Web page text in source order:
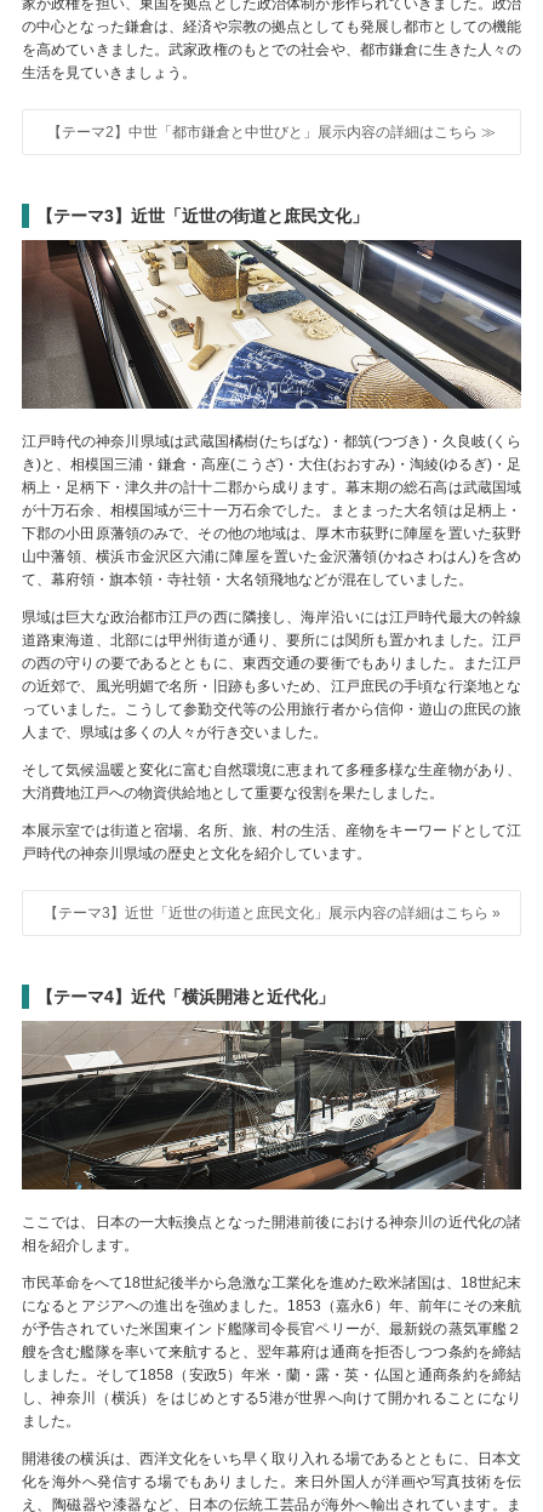
家が政権を担い、東国を拠点とした政治体制が形作られていきました。政治
の中心となった鎌倉は、経済や宗教の拠点としても発展し都市としての機能
を高めていきました。武家政権のもとでの社会や、都市鎌倉に生きた人々の
生活を見ていきましょう。
【テーマ2】中世「都市鎌倉と中世びと」展示内容の詳細はこちら ≫
【テーマ3】近世「近世の街道と庶民文化」
江戸時代の神奈川県域は武蔵国橘樹(たちばな)・都筑(つづき)・久良岐(くら
き)と、相模国三浦・鎌倉・高座(こうざ)・大住(おおすみ)・淘綾(ゆるぎ)・足
柄上・足柄下・津久井の計十二郡から成ります。幕末期の総石高は武蔵国域
が十万石余、相模国域が三十一万石余でした。まとまった大名領は足柄上・
下郡の小田原藩領のみで、その他の地域は、厚木市荻野に陣屋を置いた荻野
山中藩領、横浜市金沢区六浦に陣屋を置いた金沢藩領(かねさわはん)を含め
て、幕府領・旗本領・寺社領・大名領飛地などが混在していました。
県域は巨大な政治都市江戸の西に隣接し、海岸沿いには江戸時代最大の幹線
道路東海道、北部には甲州街道が通り、要所には関所も置かれました。江戸
の西の守りの要であるとともに、東西交通の要衝でもありました。また江戸
の近郊で、風光明媚で名所・旧跡も多いため、江戸庶民の手頃な行楽地とな
っていました。こうして参勤交代等の公用旅行者から信仰・遊山の庶民の旅
人まで、県域は多くの人々が行き交いました。
そして気候温暖と変化に富む自然環境に恵まれて多種多様な生産物があり、
大消費地江戸への物資供給地として重要な役割を果たしました。
本展示室では街道と宿場、名所、旅、村の生活、産物をキーワードとして江
戸時代の神奈川県域の歴史と文化を紹介しています。
【テーマ3】近世「近世の街道と庶民文化」展示内容の詳細はこちら »
【テーマ4】近代「横浜開港と近代化」
ここでは、日本の一大転換点となった開港前後における神奈川の近代化の諸
相を紹介します。
市民革命をへて18世紀後半から急激な工業化を進めた欧米諸国は、18世紀末
になるとアジアへの進出を強めました。1853（嘉永6）年、前年にその来航
が予告されていた米国東インド艦隊司令長官ペリーが、最新鋭の蒸気軍艦２
艘を含む艦隊を率いて来航すると、翌年幕府は通商を拒否しつつ条約を締結
しました。そして1858（安政5）年米・蘭・露・英・仏国と通商条約を締結
し、神奈川（横浜）をはじめとする5港が世界へ向けて開かれることになり
ました。
開港後の横浜は、西洋文化をいち早く取り入れる場であるとともに、日本文
化を海外へ発信する場でもありました。来日外国人が洋画や写真技術を伝
え、陶磁器や漆器など、日本の伝統工芸品が海外へ輸出されています。ま